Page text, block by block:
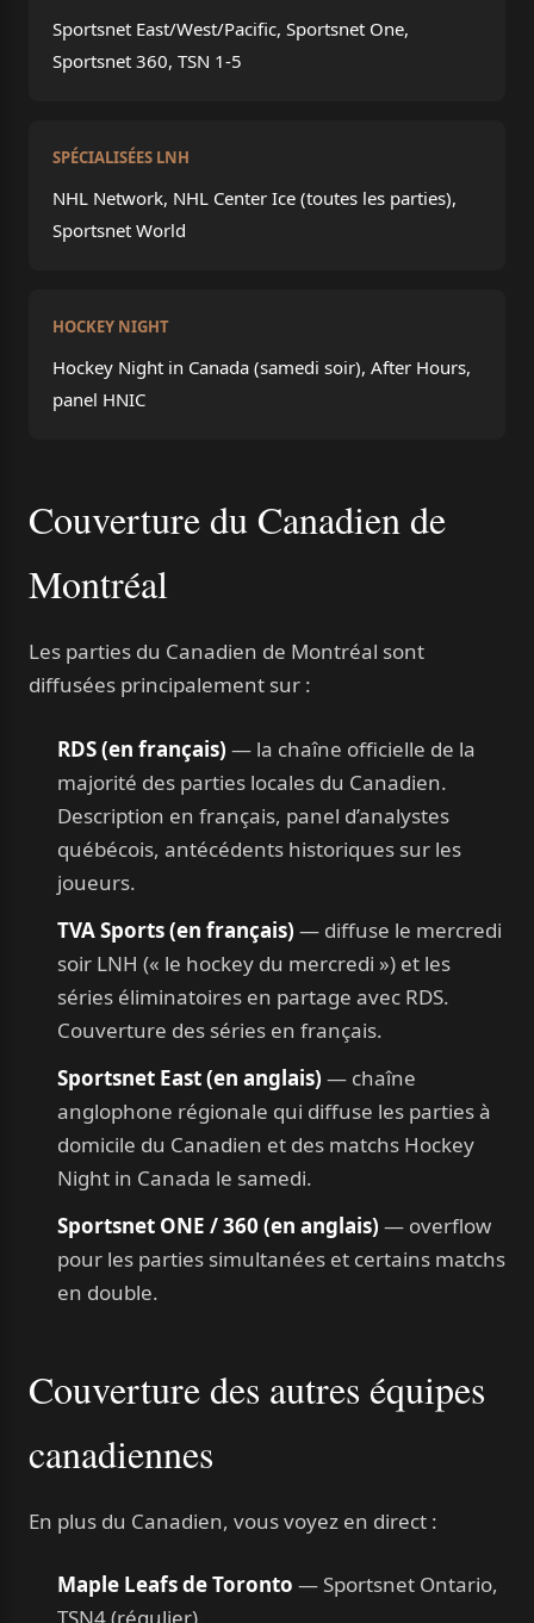
Sportsnet East/West/Pacific, Sportsnet One,
Sportsnet 360, TSN 1-5
SPÉCIALISÉES LNH
NHL Network, NHL Center Ice (toutes les parties),
Sportsnet World
HOCKEY NIGHT
Hockey Night in Canada (samedi soir), After Hours,
panel HNIC
Couverture du Canadien de
Montréal
Les parties du Canadien de Montréal sont
diffusées principalement sur :
RDS (en français) — la chaîne officielle de la
majorité des parties locales du Canadien.
Description en français, panel d’analystes
québécois, antécédents historiques sur les
joueurs.
TVA Sports (en français) — diffuse le mercredi
soir LNH (« le hockey du mercredi ») et les
séries éliminatoires en partage avec RDS.
Couverture des séries en français.
Sportsnet East (en anglais) — chaîne
anglophone régionale qui diffuse les parties à
domicile du Canadien et des matchs Hockey
Night in Canada le samedi.
Sportsnet ONE / 360 (en anglais) — overflow
pour les parties simultanées et certains matchs
en double.
Couverture des autres équipes
canadiennes
En plus du Canadien, vous voyez en direct :
Maple Leafs de Toronto — Sportsnet Ontario,